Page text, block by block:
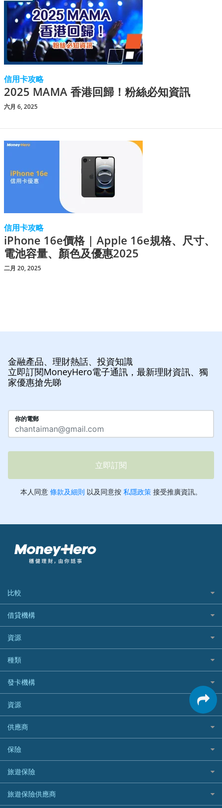
信用卡攻略
2025 MAMA 香港回歸！粉絲必知資訊
六月 6, 2025
信用卡攻略
iPhone 16e價格 | Apple 16e規格、尺寸、
電池容量、顏色及優惠2025
二月 20, 2025
金融產品、理財熱話、投資知識
立即訂閱MoneyHero電子通訊，最新理財資訊、獨
家優惠搶先睇
比較
私人貸款比較
稅季/稅務貸款
網上貸款
結餘轉戶(清卡數貸款)
銀行貸款
財務公司貸款
免入息貸款
免TU貸款
急借錢
緊急貸款比較
最佳小額貸款比較
易批必批貸款
借貸機構
BEA 東亞銀行
BOC 中國銀行
Cashing Pro 優尚信貸
CCB(Asia) 中國建設銀行 (亞洲)
Citibank 花旗銀行
CNCBI 信銀國際
CreFIT 維信
DBS 星展銀行
DSB 大新銀行
HSBC 滙豐銀行貸款
資源
如何申請個人貸款
如何管理個人貸款
個人貸款有用資訊
清卡數貸款教學
循環貸款教學
個人化貸款產品推介 🔥全新
債務重組一覽
供樓利息扣稅
最佳貸款app
種類
網購優惠
精選外幣網購信用卡
尊尚信用卡
公司信用卡
電子錢包信用卡
日本遊信用卡攻略
韓國遊信用卡攻略
台灣遊信用卡攻略
機場貴賓室信用卡
發卡機構
Citibank花旗銀行
AE美國運通
DBS星展銀行
HSBC滙豐銀行
Mox
信銀國際
大新銀行
恒生銀行
資源
Black Friday優惠
淘寶付款方式
一田購物優惠日
SOGO感謝祭
HKTVmall優惠碼
交稅優惠
供應商
八達通自動增值信用卡
保險
旅遊保險
汽車保險
家居保險
旅遊保險
日本旅遊保險及資訊
旅遊保險供應商